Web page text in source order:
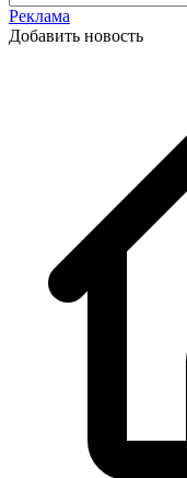
Реклама
Добавить новость